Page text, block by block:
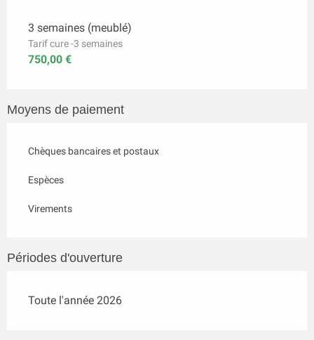
3 semaines (meublé)
Tarif cure -3 semaines
750,00 €
Moyens de paiement
Chèques bancaires et postaux
Espèces
Virements
Périodes d'ouverture
Toute l'année 2026